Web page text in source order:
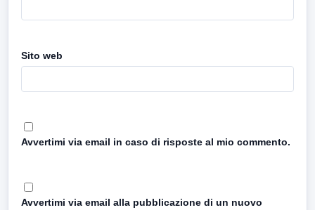
Sito web
Avvertimi via email in caso di risposte al mio commento.
Avvertimi via email alla pubblicazione di un nuovo